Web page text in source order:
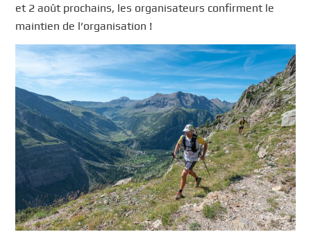
et 2 août prochains, les organisateurs confirment le
maintien de l’organisation !